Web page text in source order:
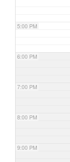
5:00 PM
6:00 PM
7:00 PM
8:00 PM
9:00 PM